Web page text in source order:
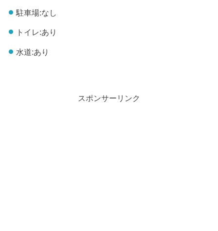
駐車場:なし
トイレ:あり
水道:あり
スポンサーリンク